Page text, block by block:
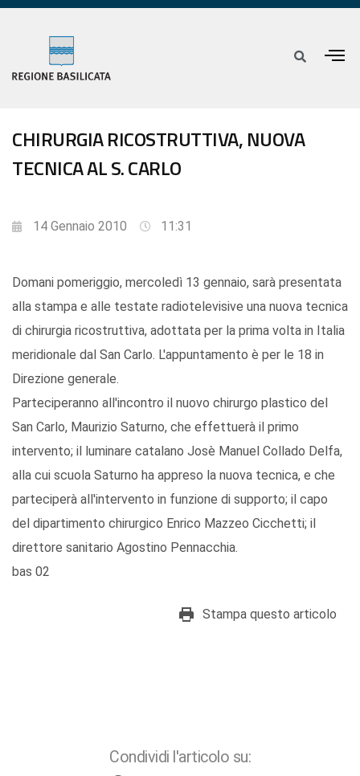
CHIRURGIA RICOSTRUTTIVA, NUOVA
TECNICA AL S. CARLO
14 Gennaio 2010 11:31
Domani pomeriggio, mercoledì 13 gennaio, sarà presentata
alla stampa e alle testate radiotelevisive una nuova tecnica
di chirurgia ricostruttiva, adottata per la prima volta in Italia
meridionale dal San Carlo. L'appuntamento è per le 18 in
Direzione generale.
Parteciperanno all'incontro il nuovo chirurgo plastico del
San Carlo, Maurizio Saturno, che effettuerà il primo
intervento; il luminare catalano Josè Manuel Collado Delfa,
alla cui scuola Saturno ha appreso la nuova tecnica, e che
parteciperà all'intervento in funzione di supporto; il capo
del dipartimento chirurgico Enrico Mazzeo Cicchetti; il
direttore sanitario Agostino Pennacchia.
bas 02
Stampa questo articolo
Condividi l'articolo su: